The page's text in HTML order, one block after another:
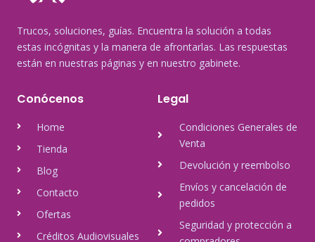
Trucos, soluciones, guías. Encuentra la solución a todas
estas incógnitas y la manera de afrontarlas. Las respuestas
están en nuestras páginas y en nuestro gabinete.
Conócenos
Home
Tienda
Blog
Contacto
Ofertas
Créditos Audiovisuales
Legal
Condiciones Generales de
Venta
Devolución y reembolso
Envíos y cancelación de
pedidos
Seguridad y protección a